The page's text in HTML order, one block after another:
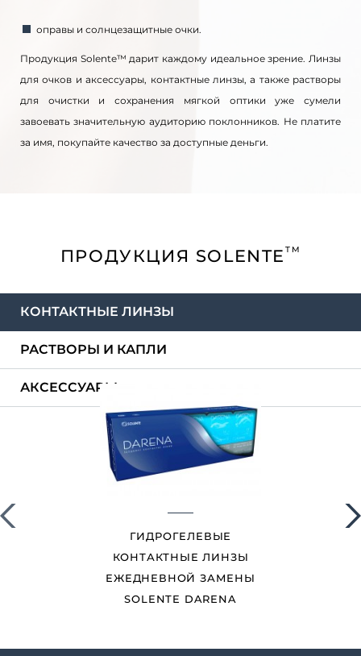
оправы и солнцезащитные очки.
Продукция Solente™ дарит каждому идеальное зрение. Линзы
для очков и аксессуары, контактные линзы, а также растворы
для очистки и сохранения мягкой оптики уже сумели
завоевать значительную аудиторию поклонников. Не платите
за имя, покупайте качество за доступные деньги.
ПРОДУКЦИЯ SOLENTE TM
КОНТАКТНЫЕ ЛИНЗЫ
РАСТВОРЫ И КАПЛИ
АКСЕССУАРЫ
ГИДРОГЕЛЕВЫЕ
КОНТАКТНЫЕ ЛИНЗЫ
ЕЖЕДНЕВНОЙ ЗАМЕНЫ
SOLENTE DARENA
ФУТЛЯРЫ SOLENTE